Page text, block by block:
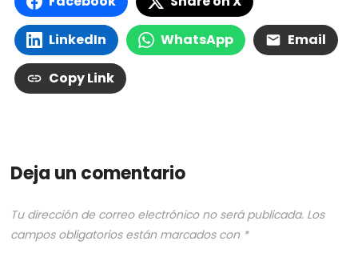
LinkedIn WhatsApp Email
Copy Link
Deja un comentario
Tu dirección de correo electrónico no será publicada. Los
campos obligatorios están marcados con *